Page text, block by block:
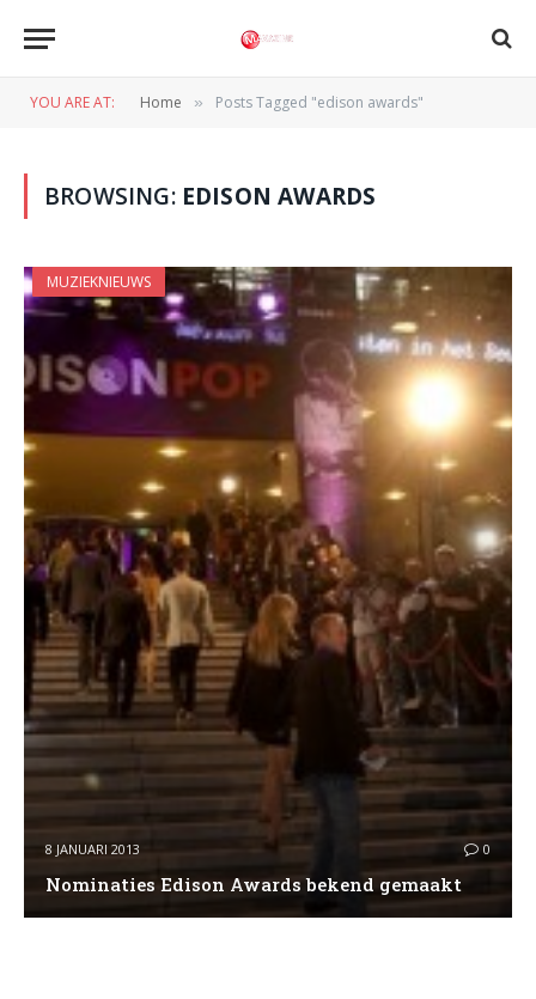
YOU ARE AT: Home » Posts Tagged "edison awards"
BROWSING: EDISON AWARDS
MUZIEKNIEUWS
8 JANUARI 2013 0
Nominaties Edison Awards bekend gemaakt